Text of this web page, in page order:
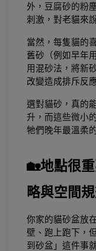
外，豆腐砂的粉
刺激，對老貓來
當然，每隻貓的
舊砂（例如早年
用混砂法，將新
改變造成排斥反
選對貓砂，真的
升，而這些微小
牠們晚年最溫柔
🏡地點很
略與空間
你家的貓砂盆放
壁、跑上跑下，
到砂盆」這件事